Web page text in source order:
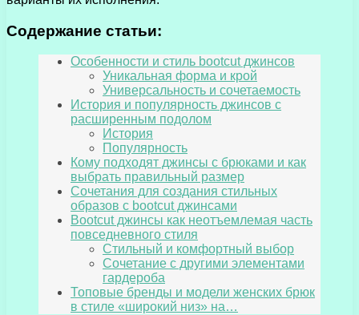
Содержание статьи:
Особенности и стиль bootcut джинсов
Уникальная форма и крой
Универсальность и сочетаемость
История и популярность джинсов с
расширенным подолом
История
Популярность
Кому подходят джинсы с брюками и как
выбрать правильный размер
Сочетания для создания стильных
образов с bootcut джинсами
Bootcut джинсы как неотъемлемая часть
повседневного стиля
Стильный и комфортный выбор
Сочетание с другими элементами
гардероба
Топовые бренды и модели женских брюк
в стиле «широкий низ» на…